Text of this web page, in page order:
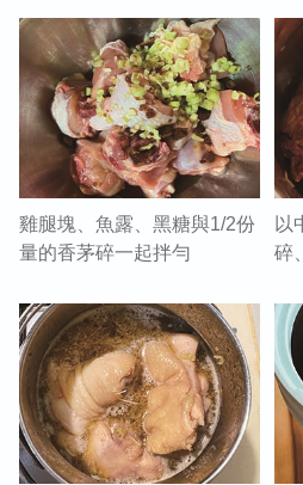
雞腿塊、魚露、黑糖與1/2份
量的香茅碎一起拌勻
以
碎